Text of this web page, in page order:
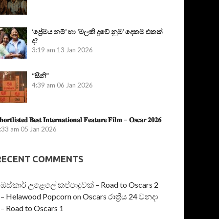
‘ප්‍රේමය නම්’ හා ‘මලකි දුවේ නුඹ’ දෙකම එකක්
ද?
3:19 am 13 Jan 2026
“සීනි”
4:39 am 06 Jan 2026
𝐁𝐞𝐬𝐭 𝐈𝐧𝐭𝐞𝐫𝐧𝐚𝐭𝐢𝐨𝐧𝐚𝐥 𝐅𝐞𝐚𝐭𝐮𝐫𝐞 𝐅𝐢𝐥𝐦 – 𝐎𝐬𝐜𝐚𝐫 𝟐𝟎𝟐𝟔
am 05 Jan 2026
COMMENTS
ඔස්කාර් උළෙලේ කප්පාදුවක් – Road to Oscars 2
– Helawood PopcornonOscars රාත්‍රිය 24 වනදා
– Road to Oscars 1